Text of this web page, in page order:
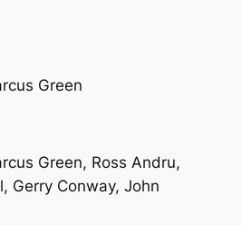
Green
Green, Ross Andru,
Gerry Conway, John